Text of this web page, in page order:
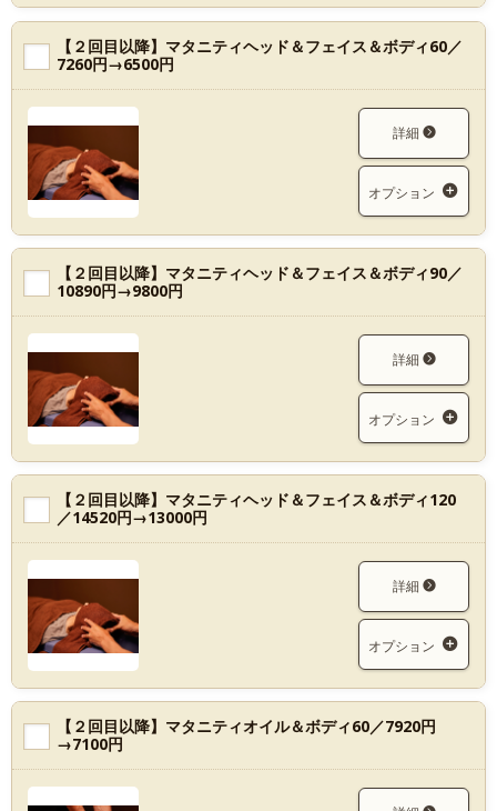
【２回目以降】マタニティヘッド＆フェイス＆ボディ60／
7260円→6500円
詳細
オプション
【２回目以降】マタニティヘッド＆フェイス＆ボディ90／
10890円→9800円
詳細
オプション
【２回目以降】マタニティヘッド＆フェイス＆ボディ120
／14520円→13000円
詳細
オプション
【２回目以降】マタニティオイル＆ボディ60／7920円
→7100円